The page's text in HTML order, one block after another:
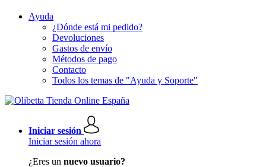
Ayuda
¿Dónde está mi pedido?
Devoluciones
Gastos de envío
Métodos de pago
Contacto
Todos los temas de "Ayuda y Soporte"
Iniciar sesión
Iniciar sesión ahora
¿Eres un nuevo usuario?